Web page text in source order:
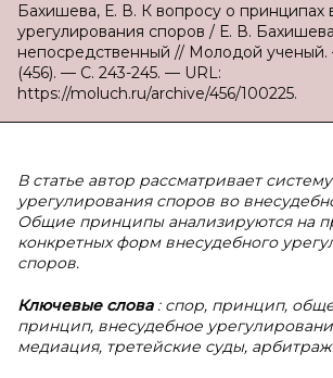
Бахишева, Е. В. К вопросу о принципах
урегулирования споров / Е. В.
непосредственный // Молодой
(456). — С. 243-245. — URL:
https://moluch.ru/archive/456/100225.
В статье автор рассматривает
урегулирования споров во
Общие принципы анализируются на
конкретных форм внесудебного
споров.
Ключевые слова : спор, принцип,
принцип, внесудебное
медиация, третейские суды,